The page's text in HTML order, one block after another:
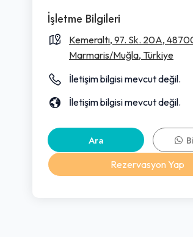
İşletme Bilgileri
Kemeraltı, 97. Sk. 20A,
Marmaris/Muğla, Türkiye
İletişim bilgisi mevcut değil.
İletişim bilgisi mevcut değil.
Ara
Rezervasyon Yap